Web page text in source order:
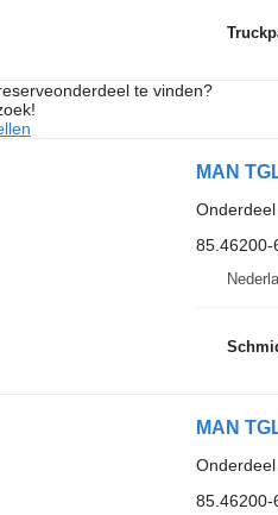
te vinden?
MAN
85.46200-
MAN
85.46200-